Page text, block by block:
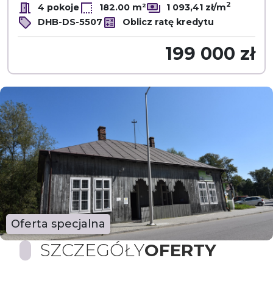
4 pokoje 182.00 m² 1 093,41 zł/m2
DHB-DS-5507 Oblicz ratę kredytu
199 000 zł
Oferta specjalna
SZCZEGÓŁYOFERTY